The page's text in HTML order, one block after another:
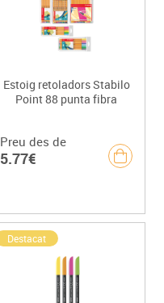
Estoig retoladors Stabilo
Point 88 punta fibra
Preu des de
5.77€
Destacat